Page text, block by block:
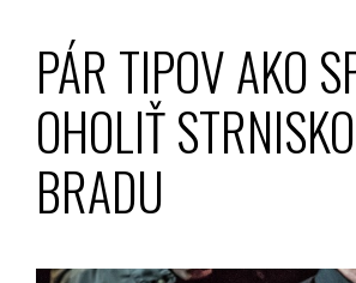
PÁR TIPOV AKO
OHOLIŤ
BRADU